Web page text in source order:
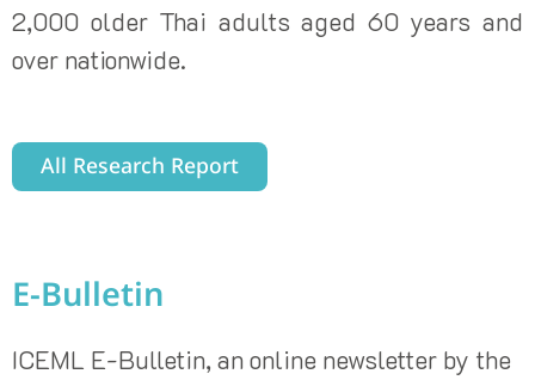
2,000 older Thai adults aged 60 years and
over nationwide.
All Research Report
E-Bulletin
ICEML E-Bulletin, an online newsletter by the